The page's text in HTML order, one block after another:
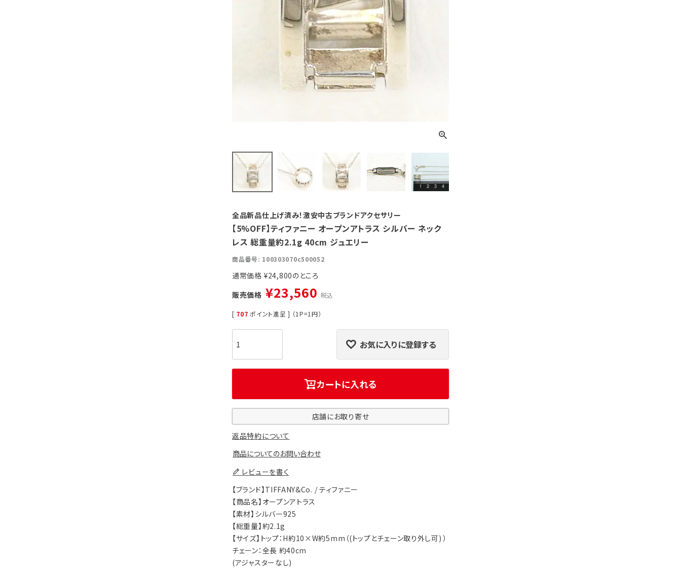
全品新品仕上げ済み！激安中古ブランドアクセサリー
【5%OFF】ティファニー オープンアトラス シルバー ネック
レス 総重量約2.1g 40cm ジュエリー
商品番号 100303070c500052
通常価格 ¥24,800
販売価格 ¥23,560 税込
[ 707 ポイント進呈 ] （1P=1円）
お気に入りに登録する
カートに入れる
店舗にお取り寄せ
返品特約について
商品についてのお問い合わせ
レビューを書く
【ブランド】TIFFANY&Co. / ティファニー
【商品名】オープンアトラス
【素材】シルバー925
【総重量】約2.1g
【サイズ】トップ：H約10×W約5mm（(トップとチェーン取り外し可) ）
チェーン：全長 約40cm
(アジャスターなし)